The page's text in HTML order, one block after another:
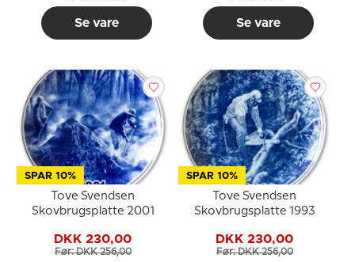
Se vare Se vare
SPAR 10%
Tove Svendsen
Skovbrugsplatte 2001
DKK 230,00
Før: DKK 256,00
SPAR 10%
Tove Svendsen
Skovbrugsplatte 1993
DKK 230,00
Før: DKK 256,00